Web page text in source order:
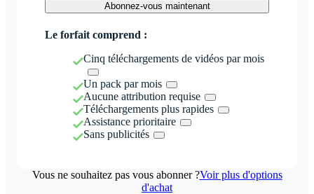
Abonnez-vous maintenant
Le forfait comprend :
Cinq téléchargements de vidéos par mois
Un pack par mois
Aucune attribution requise
Téléchargements plus rapides
Assistance prioritaire
Sans publicités
Vous ne souhaitez pas vous abonner ?Voir plus d'options
d'achat